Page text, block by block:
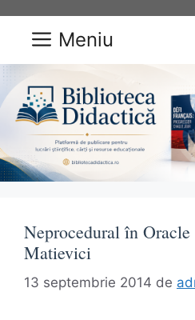
conținut Meniu
Neprocedural în
Matievici
13 septembrie 2014 de